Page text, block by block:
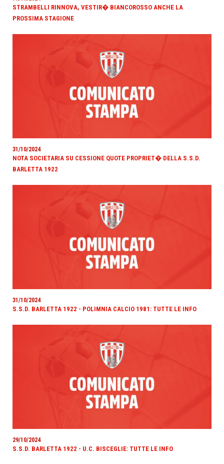
STRAMBELLI RINNOVA, VESTIR� BIANCOROSSO ANCHE LA
PROSSIMA STAGIONE
31/10/2024
NOTA SOCIETARIA SU CESSIONE QUOTE PROPRIET� DELLA S.S.D.
BARLETTA 1922
31/10/2024
S.S.D. BARLETTA 1922 - POLIMNIA CALCIO 1981: TUTTE LE INFO
29/10/2024
S.S.D. BARLETTA 1922 - U.C. BISCEGLIE: TUTTE LE INFO